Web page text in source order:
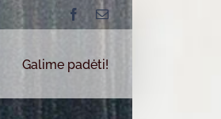
Facebook
Email
Galime padėti!